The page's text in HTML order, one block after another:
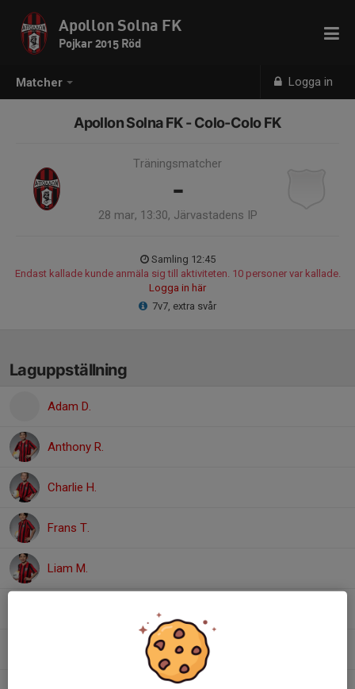
Matcher Logga in
Apollon Solna FK
Pojkar 2015 Röd
Apollon Solna FK - Colo-Colo FK
Träningsmatcher
-
28 mar, 13:30, Järvastadens IP
Samling 12:45
Endast kallade kunde anmäla sig till aktiviteten. 10 personer var kallade.
Logga in här
7v7, extra svår
Laguppställning
Adam D.
Anthony R.
Charlie H.
Frans T.
Liam M.